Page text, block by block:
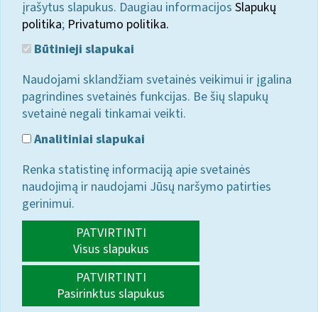
įrašytus slapukus. Daugiau informacijos Slapukų
politika; Privatumo politika.
Būtinieji slapukai
Naudojami sklandžiam svetainės veikimui ir įgalina
pagrindines svetainės funkcijas. Be šių slapukų
svetainė negali tinkamai veikti.
Analitiniai slapukai
Renka statistinę informaciją apie svetainės
naudojimą ir naudojami Jūsų naršymo patirties
gerinimui.
PATVIRTINTI
Visus slapukus
PATVIRTINTI
Pasirinktus slapukus